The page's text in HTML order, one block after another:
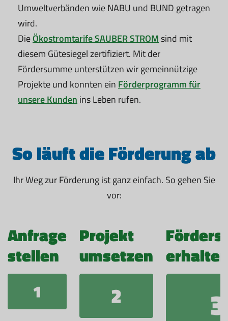
Umweltverbänden wie NABU und BUND getragen
wird.
DieÖkostromtarife SAUBER STROMsind mit
diesem Gütesiegel zertifiziert. Mit der
Fördersumme unterstützen wir gemeinnützige
Projekte und konnten ein Förderprogramm für
unsere Kunden ins Leben rufen.
So läuft die Förderung ab
Ihr Weg zur Förderung ist ganz einfach. So gehen Sie
vor:
Anfrage
stellen
Projekt
umsetzen